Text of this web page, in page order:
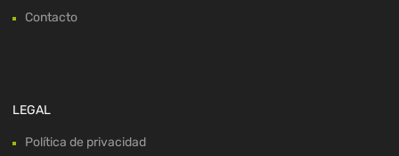
Contacto
LEGAL
Política de privacidad